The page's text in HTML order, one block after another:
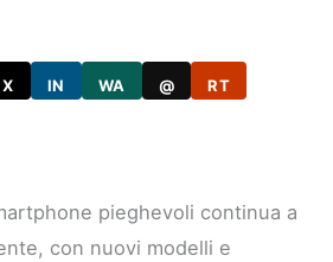
X IN WA @ RT
pieghevoli continua a
con nuovi modelli e